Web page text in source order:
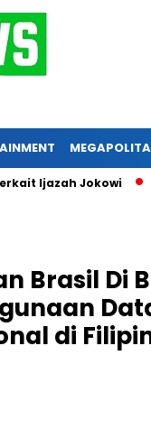
Ijazah Jokowi
Brasil Di
di